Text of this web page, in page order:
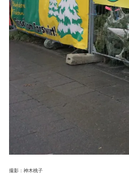
撮影：神木桃子